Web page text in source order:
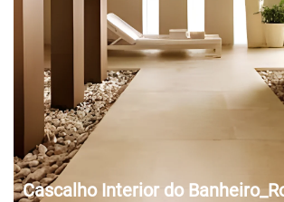
Cascalho Interior do